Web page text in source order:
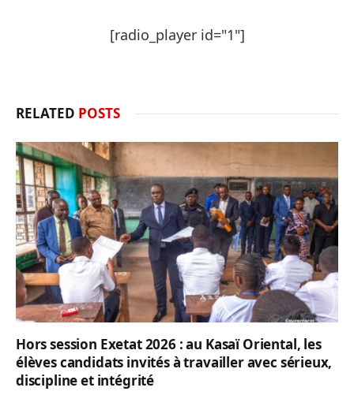
[radio_player id="1"]
RELATED POSTS
Hors session Exetat 2026 : au Kasaï Oriental, les
élèves candidats invités à travailler avec sérieux,
discipline et intégrité